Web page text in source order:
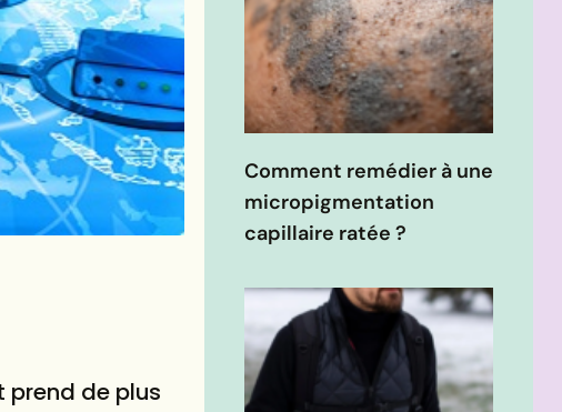
prend de plus
Comment remédier à une
micropigmentation
capillaire ratée ?